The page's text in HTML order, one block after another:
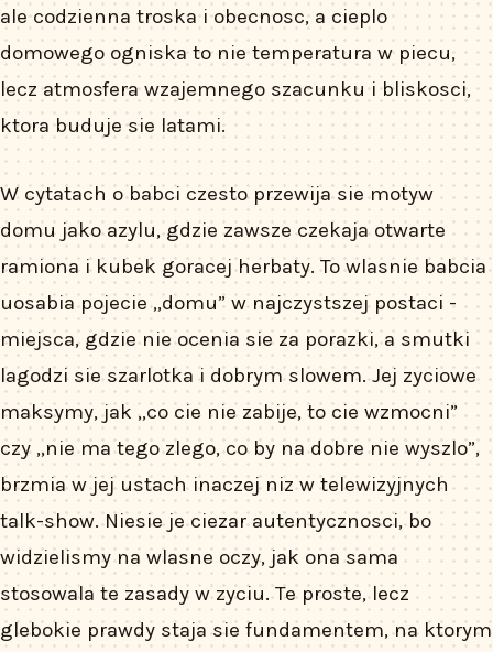
ale codzienna troska i obecnosc, a cieplo
domowego ogniska to nie temperatura w piecu,
lecz atmosfera wzajemnego szacunku i bliskosci,
ktora buduje sie latami.
W cytatach o babci czesto przewija sie motyw
domu jako azylu, gdzie zawsze czekaja otwarte
ramiona i kubek goracej herbaty. To wlasnie babcia
uosabia pojecie „domu” w najczystszej postaci -
miejsca, gdzie nie ocenia sie za porazki, a smutki
lagodzi sie szarlotka i dobrym slowem. Jej zyciowe
maksymy, jak „co cie nie zabije, to cie wzmocni”
czy „nie ma tego zlego, co by na dobre nie wyszlo”,
brzmia w jej ustach inaczej niz w telewizyjnych
talk-show. Niesie je ciezar autentycznosci, bo
widzielismy na wlasne oczy, jak ona sama
stosowala te zasady w zyciu. Te proste, lecz
glebokie prawdy staja sie fundamentem, na ktorym